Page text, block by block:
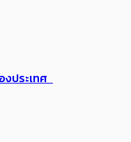
ประเทศ